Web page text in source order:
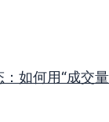
如何用“成交